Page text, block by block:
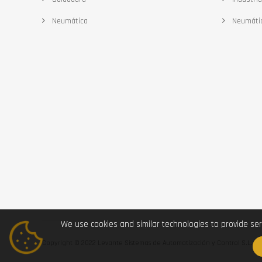
Neumática
Copyright © 2022 Levante Sistemas de Automatización y Control S.L.
We use cookies and similar technologies to provide